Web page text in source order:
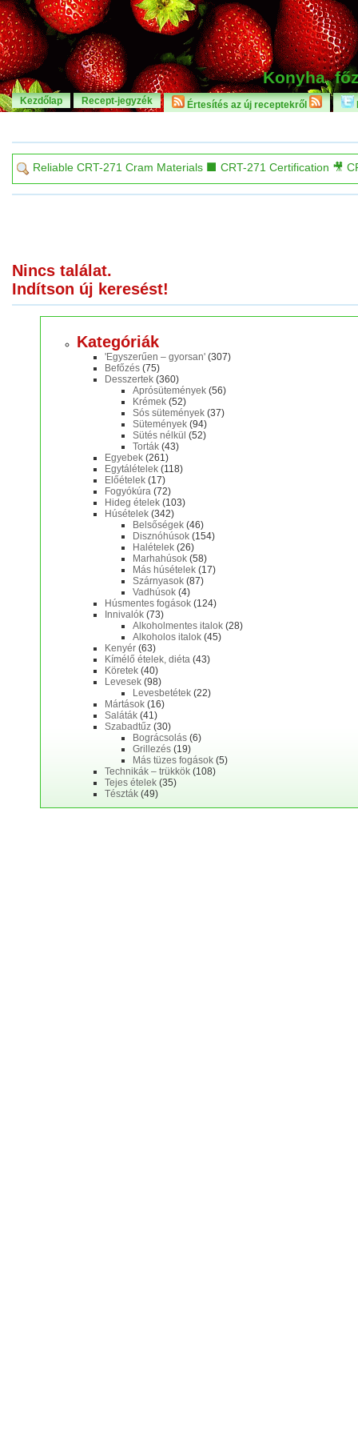
Konyha,
Kezdőlap Recept-jegyzék Értesítés az új receptekről
Nincs találat.
Indítson új keresést!
Kategóriák
'Egyszerűen – gyorsan' (307)
Befőzés (75)
Desszertek (360)
Aprósütemények (56)
Krémek (52)
Sós sütemények (37)
Sütemények (94)
Sütés nélkül (52)
Torták (43)
Egyebek (261)
Egytálételek (118)
Előételek (17)
Fogyókúra (72)
Hideg ételek (103)
Húsételek (342)
Belsőségek (46)
Disznóhúsok (154)
Halételek (26)
Marhahúsok (58)
Más húsételek (17)
Szárnyasok (87)
Vadhúsok (4)
Húsmentes fogások (124)
Innivalók (73)
Alkoholmentes italok (28)
Alkoholos italok (45)
Kenyér (63)
Kímélő ételek, diéta (43)
Köretek (40)
Levesek (98)
Levesbetétek (22)
Mártások (16)
Saláták (41)
Szabadtűz (30)
Bográcsolás (6)
Grillezés (19)
Más tüzes fogások (5)
Technikák – trükkök (108)
Tejes ételek (35)
Tészták (49)